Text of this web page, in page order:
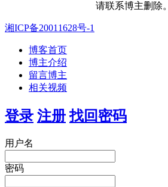
请联系博主删除。
湘ICP备20011628号-1
博客首页
博主介绍
留言博主
相关视频
登录 注册 找回密码
用户名
密码